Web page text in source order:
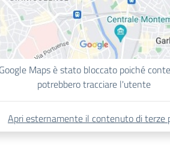
Maps è stato bloccato poiché
potrebbero tracciare l'utente
Apri esternamente il contenuto di terze